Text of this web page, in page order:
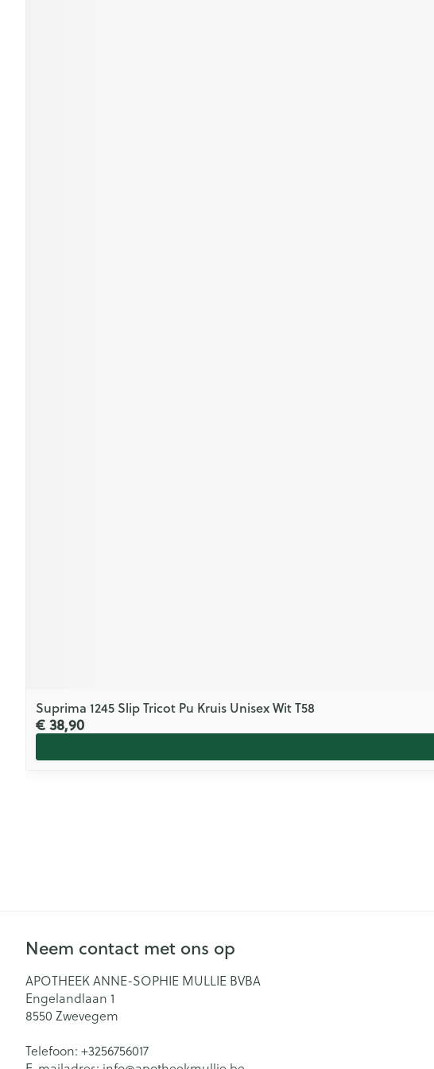
Suprima 1245 Slip Tricot Pu Kruis Unisex Wit T58
€ 38,90
Neem contact met ons op
APOTHEEK ANNE-SOPHIE MULLIE BVBA
Engelandlaan 1
8550 Zwevegem
Telefoon: +3256756017